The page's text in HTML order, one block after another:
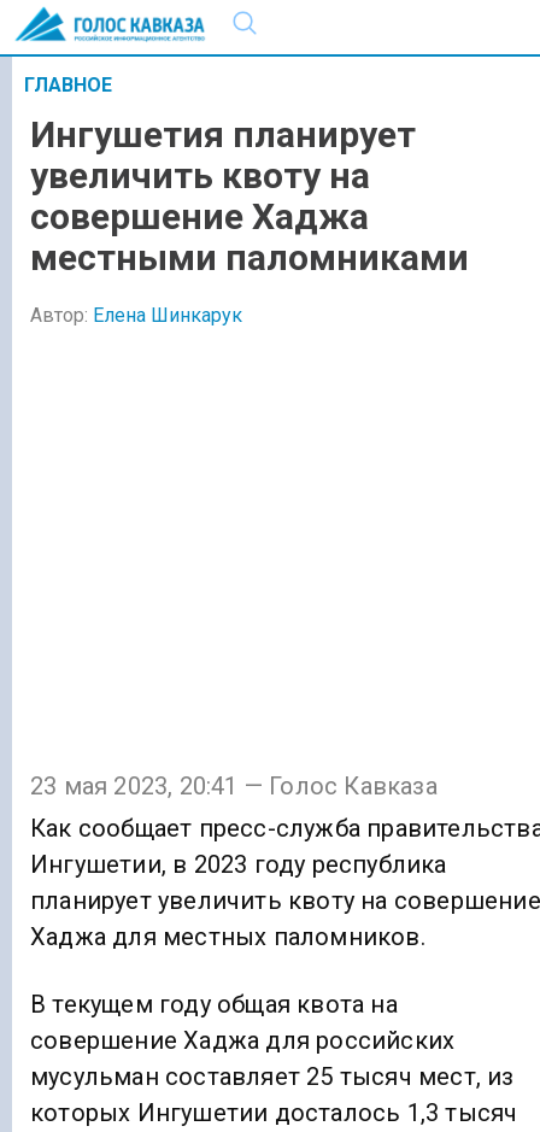
ГЛАВНОЕ
Ингушетия планирует
увеличить квоту на
совершение Хаджа
местными паломниками
Автор: Елена Шинкарук
23 мая 2023, 20:41 — Голос Кавказа
Как сообщает пресс-служба
Ингушетии, в 2023 году республика
планирует увеличить квоту на совершение
Хаджа для местных паломников.
В текущем году общая квота на
совершение Хаджа для российских
мусульман составляет 25 тысяч мест, из
которых Ингушетии досталось 1,3 тысяч